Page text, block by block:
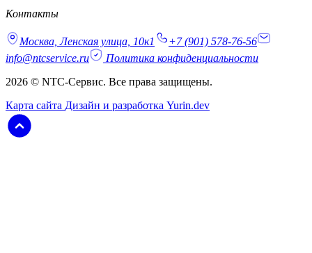
Контакты
Москва, Ленская улица, 10к1
+7 (901) 578-76-56
info@ntcservice.ru
Политика конфиденциальности
2026 © NTC-Сервис. Все права защищены.
Карта сайта Дизайн и разработка Yurin.dev